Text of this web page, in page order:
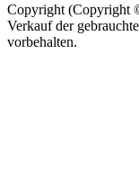
Copyright (Copyright
Verkauf der
vorbehalten.